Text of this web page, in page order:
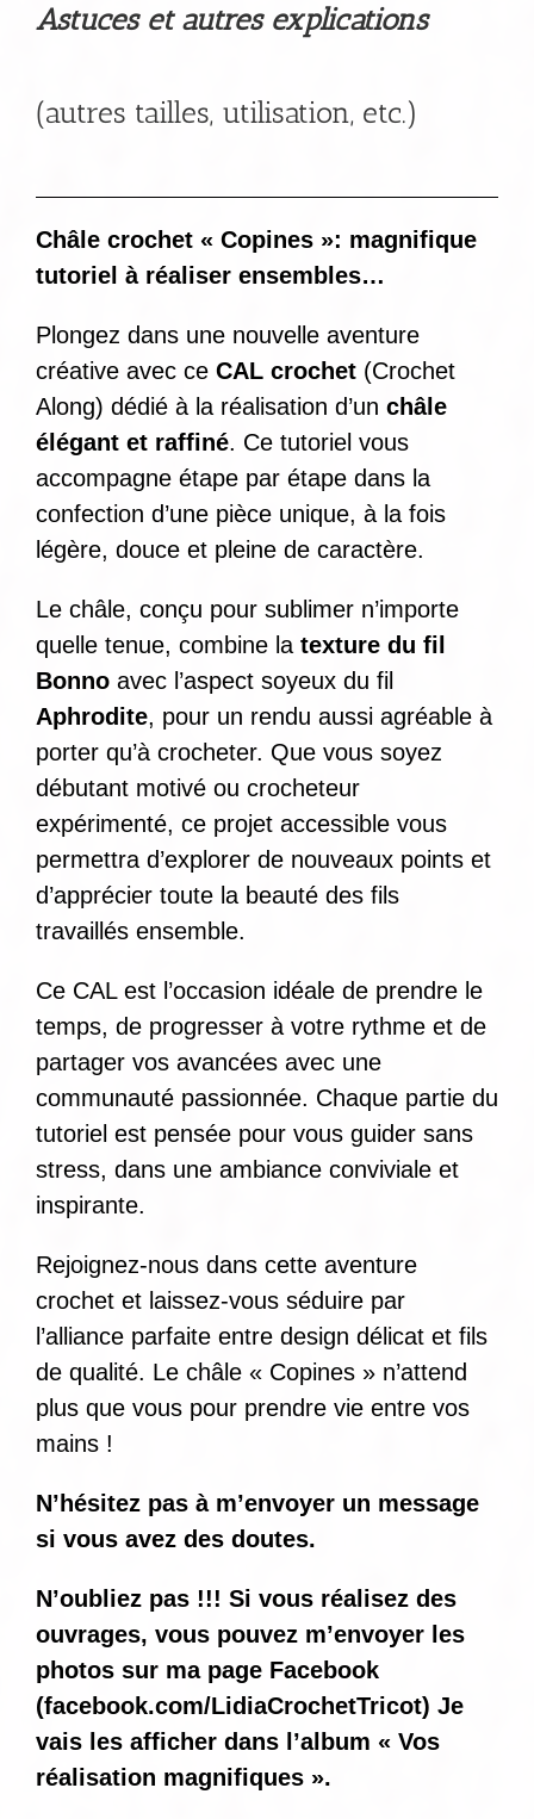
Astuces et autres explications
(autres tailles, utilisation, etc.)
Châle crochet « Copines »: magnifique
tutoriel à réaliser ensembles…
Plongez dans une nouvelle aventure
créative avec ce CAL crochet (Crochet
Along) dédié à la réalisation d’un châle
élégant et raffiné. Ce tutoriel vous
accompagne étape par étape dans la
confection d’une pièce unique, à la fois
légère, douce et pleine de caractère.
Le châle, conçu pour sublimer n’importe
quelle tenue, combine la texture du fil
Bonno avec l’aspect soyeux du fil
Aphrodite, pour un rendu aussi agréable à
porter qu’à crocheter. Que vous soyez
débutant motivé ou crocheteur
expérimenté, ce projet accessible vous
permettra d’explorer de nouveaux points et
d’apprécier toute la beauté des fils
travaillés ensemble.
Ce CAL est l’occasion idéale de prendre le
temps, de progresser à votre rythme et de
partager vos avancées avec une
communauté passionnée. Chaque partie du
tutoriel est pensée pour vous guider sans
stress, dans une ambiance conviviale et
inspirante.
Rejoignez-nous dans cette aventure
crochet et laissez-vous séduire par
l’alliance parfaite entre design délicat et fils
de qualité. Le châle « Copines » n’attend
plus que vous pour prendre vie entre vos
mains !
N’hésitez pas à m’envoyer un message
si vous avez des doutes.
N’oubliez pas !!! Si vous réalisez des
ouvrages, vous pouvez m’envoyer les
photos sur ma page Facebook
(facebook.com/LidiaCrochetTricot) Je
vais les afficher dans l’album « Vos
réalisation magnifiques ».